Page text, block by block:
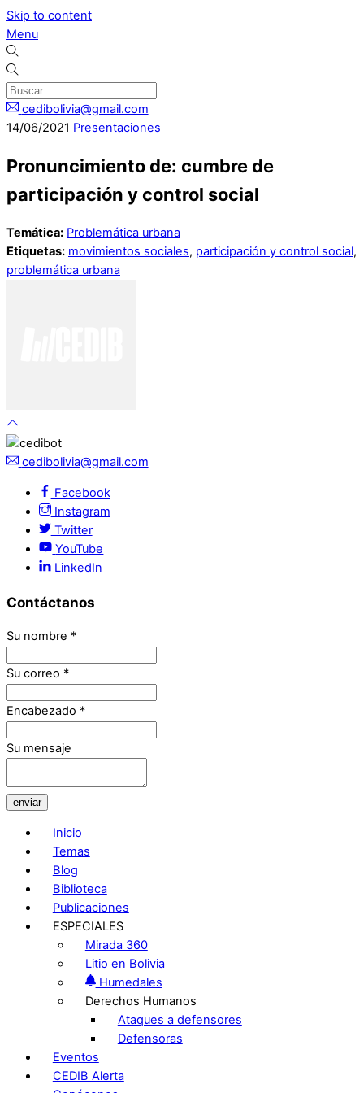
Skip to content
Menu
cedibolivia@gmail.com
14/06/2021 Presentaciones
Pronuncimiento de: cumbre de
participación y control social
Temática: Problemática urbana
Etiquetas: movimientos sociales, participación y control social,
problemática urbana
cedibolivia@gmail.com
Facebook
Instagram
Twitter
YouTube
LinkedIn
Contáctanos
Su nombre *
Su correo *
Encabezado *
Su mensaje
enviar
Inicio
Temas
Blog
Biblioteca
Publicaciones
ESPECIALES
Mirada 360
Litio en Bolivia
Humedales
Derechos Humanos
Ataques a defensores
Defensoras
Eventos
CEDIB Alerta